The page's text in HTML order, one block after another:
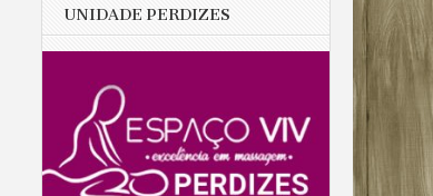
UNIDADE PERDIZES